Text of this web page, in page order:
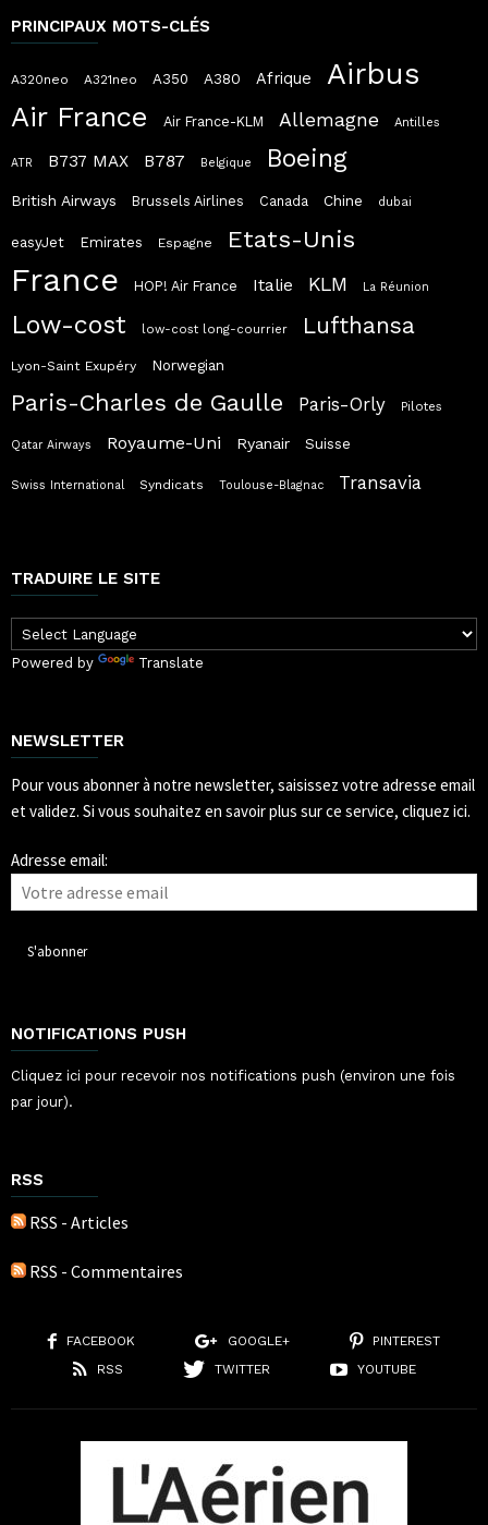
PRINCIPAUX MOTS-CLÉS
A320neo A321neo A350 A380 Afrique Airbus
Air France Air France-KLM Allemagne Antilles
ATR B737 MAX B787 Belgique Boeing
British Airways Brussels Airlines Canada Chine dubai
easyJet Emirates Espagne Etats-Unis
France HOP! Air France Italie KLM La Réunion
Low-cost low-cost long-courrier Lufthansa
Lyon-Saint Exupéry Norwegian
Paris-Charles de Gaulle Paris-Orly Pilotes
Qatar Airways Royaume-Uni Ryanair Suisse
Swiss International Syndicats Toulouse-Blagnac Transavia
TRADUIRE LE SITE
Powered by Translate
NEWSLETTER
Pour vous abonner à notre newsletter, saisissez votre adresse email
et validez. Si vous souhaitez en savoir plus sur ce service, cliquez ici.
Adresse email:
NOTIFICATIONS PUSH
Cliquez ici pour recevoir nos notifications push (environ une fois
par jour).
RSS
RSS - Articles
RSS - Commentaires
FACEBOOK GOOGLE+
PINTEREST
RSS
TWITTER YOUTUBE